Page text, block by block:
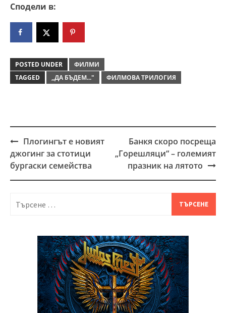
Сподели в:
POSTED UNDER
ФИЛМИ
TAGGED
„ДА БЪДЕМ..." ФИЛМОВА ТРИЛОГИЯ
Post
navigation
Плогингът е новият
джогинг за стотици
бургаски семейства
Банкя скоро посреща
„Горешляци“ – големият
празник на лятото
за: